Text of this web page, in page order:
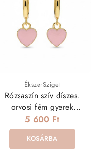
ÉkszerSziget
Rózsaszín szív díszes,
orvosi fém gyerek
fülbevaló
5 600 Ft
KOSÁRBA